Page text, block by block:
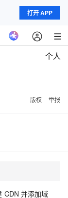
打开 APP
个人
版权 举报
CDN 并添加域